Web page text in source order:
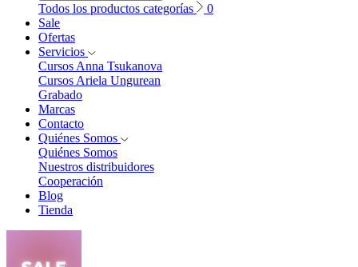
Todos los productos categorías
0
Sale
Ofertas
Servicios
Cursos Anna Tsukanova
Cursos Ariela Ungurean
Grabado
Marcas
Contacto
Quiénes Somos
Quiénes Somos
Nuestros distribuidores
Cooperación
Blog
Tienda